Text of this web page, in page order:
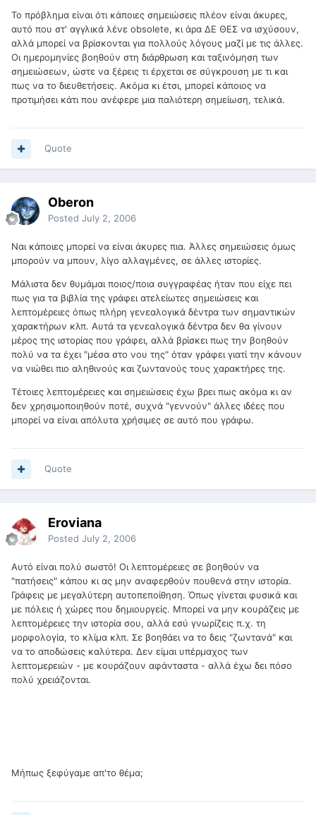
Το πρόβλημα είναι ότι κάποιες σημειώσεις πλέον είναι άκυρες,
αυτό που στ' αγγλικά λένε obsolete, κι άρα ΔΕ ΘΕΣ να ισχύσουν,
αλλά μπορεί να βρίσκονται για πολλούς λόγους μαζί με τις άλλες.
Οι ημερομηνίες βοηθούν στη διάρθρωση και ταξινόμηση των
σημειώσεων, ώστε να ξέρεις τι έρχεται σε σύγκρουση με τι και
πως να το διευθετήσεις. Ακόμα κι έτσι, μπορεί κάποιος να
προτιμήσει κάτι που ανέφερε μια παλιότερη σημείωση, τελικά.
Quote
Oberon
Posted July 2, 2006
Nαι κάποιες μπορεί να είναι άκυρες πια. Άλλες σημειώσεις όμως
μπορούν να μπουν, λίγο αλλαγμένες, σε άλλες ιστορίες.
Μάλιστα δεν θυμάμαι ποιος/ποια συγγραφέας ήταν που είχε πει
πως για τα βιβλία της γράφει ατελείωτες σημειώσεις και
λεπτομέρειες όπως πλήρη γενεαλογικά δέντρα των σημαντικών
χαρακτήρων κλπ. Αυτά τα γενεαλογικά δέντρα δεν θα γίνουν
μέρος της ιστορίας που γράφει, αλλά βρίσκει πως την βοηθούν
πολύ να τα έχει "μέσα στο νου της" όταν γράφει γιατί την κάνουν
να νιώθει πιο αληθινούς και ζωντανούς τους χαρακτήρες της.
Τέτοιες λεπτομέρειες και σημειώσεις έχω βρει πως ακόμα κι αν
δεν χρησιμοποιηθούν ποτέ, συχνά "γεννούν" άλλες ιδέες που
μπορεί να είναι απόλυτα χρήσιμες σε αυτό που γράφω.
Quote
Eroviana
Posted July 2, 2006
Αυτό είναι πολύ σωστό! Οι λεπτομέρειες σε βοηθούν να
"πατήσεις" κάπου κι ας μην αναφερθούν πουθενά στην ιστορία.
Γράφεις με μεγαλύτερη αυτοπεποίθηση. Όπως γίνεται φυσικά και
με πόλεις ή χώρες που δημιουργείς. Μπορεί να μην κουράζεις με
λεπτομέρειες την ιστορία σου, αλλά εσύ γνωρίζεις π.χ. τη
μορφολογία, το κλίμα κλπ. Σε βοηθάει να το δεις "ζωντανά" και
να το αποδώσεις καλύτερα. Δεν είμαι υπέρμαχος των
λεπτομερειών - με κουράζουν αφάνταστα - αλλά έχω δει πόσο
πολύ χρειάζονται.
Μήπως ξεφύγαμε απ'το θέμα;